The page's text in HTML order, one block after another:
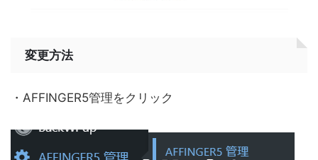
変更方法
・AFFINGER5管理をクリック